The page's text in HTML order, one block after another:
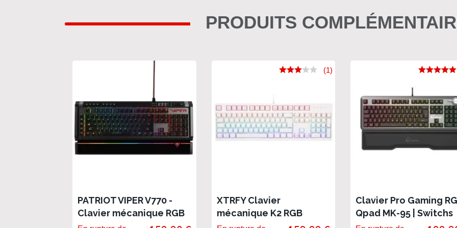
PRODUITS
PATRIOT VIPER V770 -
Clavier mécanique RGB
switch Kailh Red AZERTY
XTRFY Clavier
mécanique K2 RGB
blanc
(1)
Clavier Pro Gaming
Qpad MK-95 | Switchs
optiques